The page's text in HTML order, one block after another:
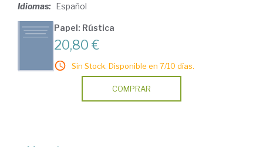
Idiomas: Español
Papel: Rústica
20,80 €
Sin Stock. Disponible en 7/10 días.
COMPRAR